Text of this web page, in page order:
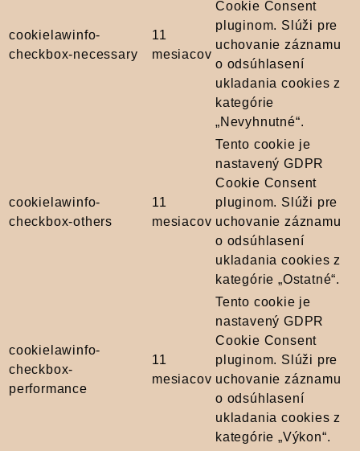
cookielawinfo-
checkbox-necessary
11
mesiacov
Cookie Consent
pluginom. Slúži pre
uchovanie záznamu
o odsúhlasení
ukladania cookies z
kategórie
„Nevyhnutné“.
cookielawinfo-
checkbox-others
11
mesiacov
Tento cookie je
nastavený GDPR
Cookie Consent
pluginom. Slúži pre
uchovanie záznamu
o odsúhlasení
ukladania cookies z
kategórie „Ostatné“.
cookielawinfo-
checkbox-
performance
11
mesiacov
Tento cookie je
nastavený GDPR
Cookie Consent
pluginom. Slúži pre
uchovanie záznamu
o odsúhlasení
ukladania cookies z
kategórie „Výkon“.